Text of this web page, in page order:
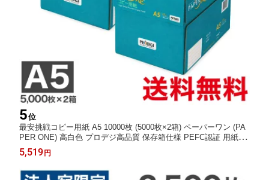
5位
最安挑戦コピー用紙 A5 10000枚 (5000枚×2箱) ペーパーワン (PA
PER ONE) 高白色 プロデジ高品質 保存箱仕様 PEFC認証 用紙 O
A用紙 印刷用紙 無地『送料無料（一部地域除く）』
5,519円